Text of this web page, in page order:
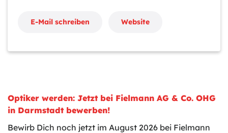
E-Mail schreiben Website
Optiker werden: Jetzt bei Fielmann AG & Co. OHG
in Darmstadt bewerben!
Bewirb Dich noch jetzt im August 2026 bei Fielmann